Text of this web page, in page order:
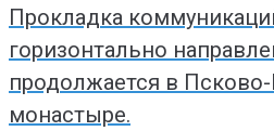
Прокладка
горизонтально
продолжается в
монастыре.